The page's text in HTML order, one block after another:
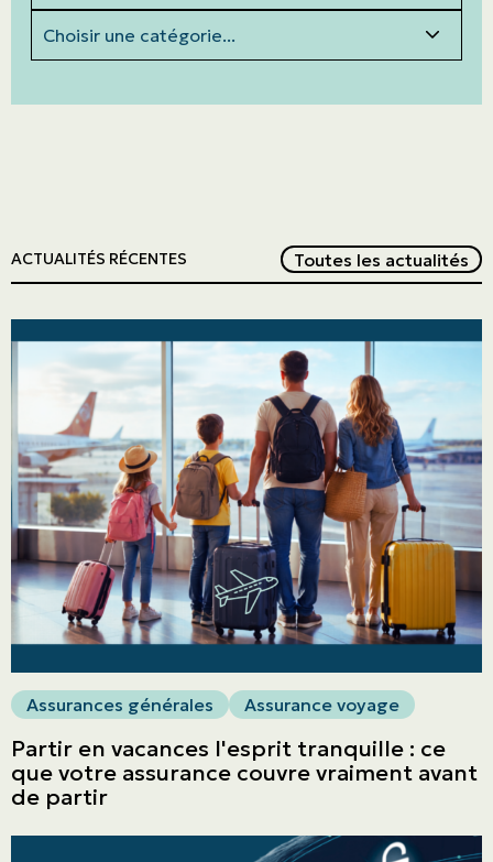
ACTUALITÉS RÉCENTES Toutes les actualités
Assurances générales Assurance voyage
Partir en vacances l'esprit tranquille : ce
que votre assurance couvre vraiment avant
de partir